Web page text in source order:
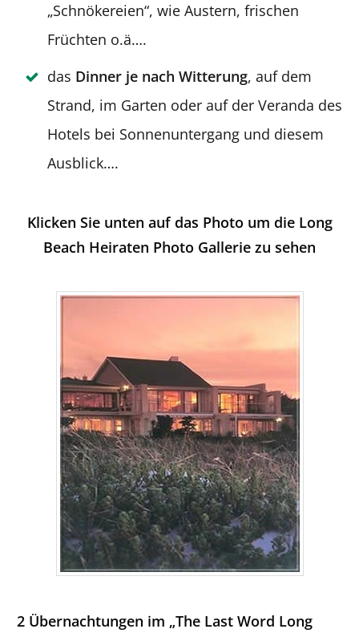
„Schnökereien“, wie Austern, frischen
Früchten o.ä….
das Dinner je nach Witterung, auf dem
Strand, im Garten oder auf der Veranda des
Hotels bei Sonnenuntergang und diesem
Ausblick….
Klicken Sie unten auf das Photo um die Long
Beach Heiraten Photo Gallerie zu sehen
2 Übernachtungen im „The Last Word Long